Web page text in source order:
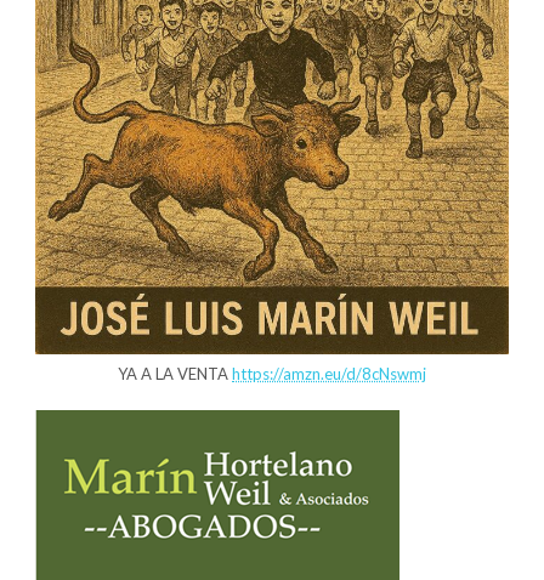
YA A LA VENTAhttps://amzn.eu/d/8cNswmj